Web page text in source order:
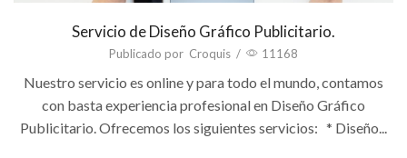
Servicio de Diseño Gráfico Publicitario.
Publicado por Croquis / 11168
Nuestro servicio es online y para todo el mundo, contamos
con basta experiencia profesional en Diseño Gráfico
Publicitario. Ofrecemos los siguientes servicios: * Diseño...